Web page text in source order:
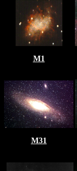
M1
M31